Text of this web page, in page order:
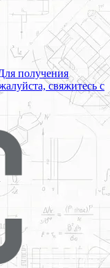
получения
свяжитесь с